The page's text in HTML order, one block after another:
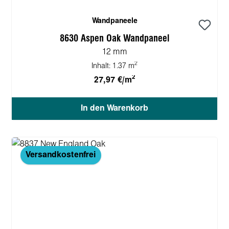
Wandpaneele
8630 Aspen Oak Wandpaneel
12 mm
Inhalt: 1.37 m2
27,97 €/m2
In den Warenkorb
Versandkostenfrei